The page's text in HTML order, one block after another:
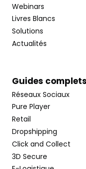
Webinars
Livres Blancs
Solutions
Actualités
Guides complets
Réseaux Sociaux
Pure Player
Retail
Dropshipping
Click and Collect
3D Secure